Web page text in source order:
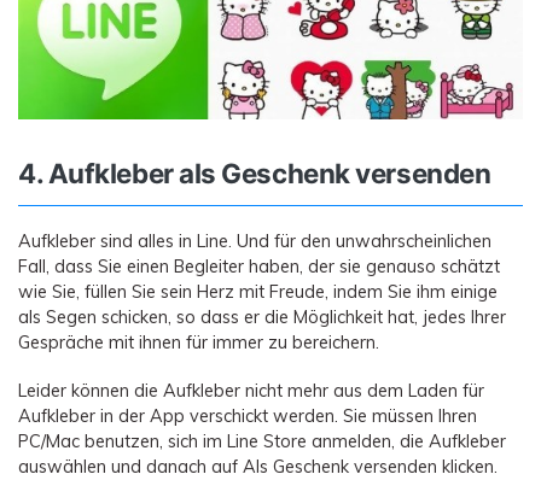
4. Aufkleber als Geschenk versenden
Aufkleber sind alles in Line. Und für den unwahrscheinlichen
Fall, dass Sie einen Begleiter haben, der sie genauso schätzt
wie Sie, füllen Sie sein Herz mit Freude, indem Sie ihm einige
als Segen schicken, so dass er die Möglichkeit hat, jedes Ihrer
Gespräche mit ihnen für immer zu bereichern.
Leider können die Aufkleber nicht mehr aus dem Laden für
Aufkleber in der App verschickt werden. Sie müssen Ihren
PC/Mac benutzen, sich im Line Store anmelden, die Aufkleber
auswählen und danach auf Als Geschenk versenden klicken.